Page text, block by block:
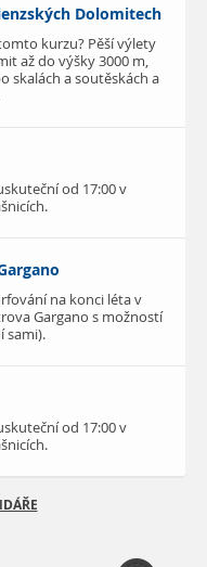
Dolomitech
kurzu? Pěší výlety
až do výšky 3000 m,
skalách a soutěskách a
od 17:00 v
na konci léta v
Gargano s možností
sami).
od 17:00 v